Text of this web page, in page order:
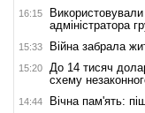
16:15
адміністратора
15:33 Війна забрала
15:20
До 14 тисяч
схему
14:44 Вічна пам'ять: